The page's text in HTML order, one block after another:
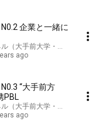
企業と一緒に
（大手前大学・大手前短期大学
ago
手前方
PBL
（大手前大学・大手前短期大学
ago